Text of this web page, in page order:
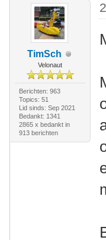
TimSch
Velonaut
Berichten: 963
Topics: 51
Lid sinds: Sep 2021
Bedankt: 1341
2865 x bedankt in
913 berichten